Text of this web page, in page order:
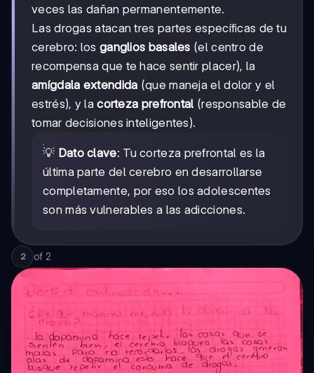
veces las dañan permanentemente.
Las drogas atacan tres partes específicas de tu
cerebro: los ganglios basales (el centro de
recompensa que te hace sentir placer), la
amígdala extendida (que maneja el dolor y el
estrés), y lacorteza prefrontal (responsable de
tomar decisiones inteligentes).
💡 Dato clave: Tu corteza prefrontal es la
última parte del cerebro en desarrollarse
completamente, por eso los adolescentes
son más vulnerables a las adicciones.
2 of 2